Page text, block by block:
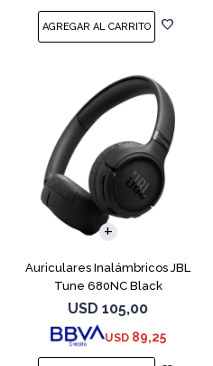
Auriculares Inalámbricos JBL
Tune 680NC Black
USD 105,00
USD 89,25